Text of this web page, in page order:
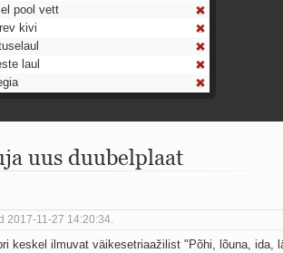
pool vett
kivi
laul
on minu arm
mustas öös näen...
mind
hii ja ah-ah-haa
uus duubelplaat
2017-11-27 14:20:34.
keskel ilmuvat väikesetriaažilist "Põhi, lõuna,